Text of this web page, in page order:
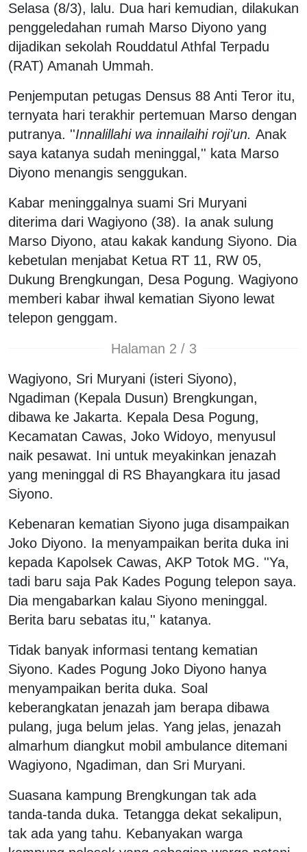
Selasa (8/3), lalu. Dua hari kemudian, dilakukan
penggeledahan rumah Marso Diyono yang
dijadikan sekolah Rouddatul Athfal Terpadu
(RAT) Amanah Ummah.
Penjemputan petugas Densus 88 Anti Teror itu,
ternyata hari terakhir pertemuan Marso dengan
putranya. ''Innalillahi wa innailaihi roji'un. Anak
saya katanya sudah meninggal,'' kata Marso
Diyono menangis senggukan.
Kabar meninggalnya suami Sri Muryani
diterima dari Wagiyono (38). Ia anak sulung
Marso Diyono, atau kakak kandung Siyono. Dia
kebetulan menjabat Ketua RT 11, RW 05,
Dukung Brengkungan, Desa Pogung. Wagiyono
memberi kabar ihwal kematian Siyono lewat
telepon genggam.
Halaman 2 / 3
Wagiyono, Sri Muryani (isteri Siyono),
Ngadiman (Kepala Dusun) Brengkungan,
dibawa ke Jakarta. Kepala Desa Pogung,
Kecamatan Cawas, Joko Widoyo, menyusul
naik pesawat. Ini untuk meyakinkan jenazah
yang meninggal di RS Bhayangkara itu jasad
Siyono.
Kebenaran kematian Siyono juga disampaikan
Joko Diyono. Ia menyampaikan berita duka ini
kepada Kapolsek Cawas, AKP Totok MG. ''Ya,
tadi baru saja Pak Kades Pogung telepon saya.
Dia mengabarkan kalau Siyono meninggal.
Berita baru sebatas itu,'' katanya.
Tidak banyak informasi tentang kematian
Siyono. Kades Pogung Joko Diyono hanya
menyampaikan berita duka. Soal
keberangkatan jenazah jam berapa dibawa
pulang, juga belum jelas. Yang jelas, jenazah
almarhum diangkut mobil ambulance ditemani
Wagiyono, Ngadiman, dan Sri Muryani.
Suasana kampung Brengkungan tak ada
tanda-tanda duka. Tetangga dekat sekalipun,
tak ada yang tahu. Kebanyakan warga